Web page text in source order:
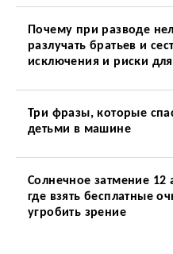
Почему при разводе
разлучать братьев и
исключения и риски
Три фразы, которые
детьми в машине
Солнечное затмение 12
где взять бесплатные
угробить зрение